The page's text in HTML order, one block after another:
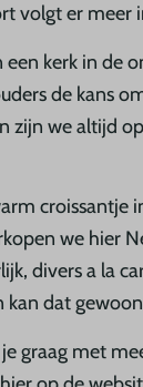
er
kerk in
de kans
we altijd
we hier
divers a la
dat
graag met